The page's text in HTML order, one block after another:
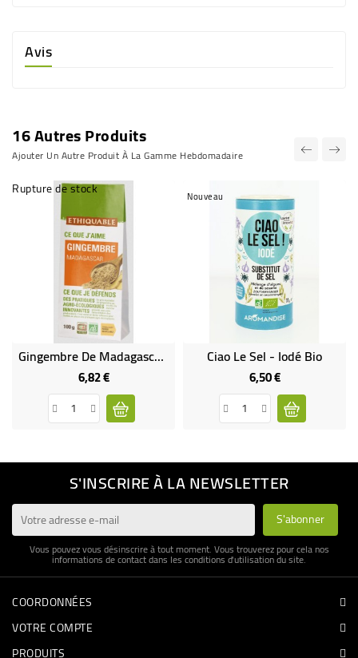
Avis
16 Autres Produits
Ajouter Un Autre Produit À La Gamme Hebdomadaire
Rupture de stock
Gingembre De Madagascar Bio & Équitable En Sachet
6,82 €Prix
Nouveau
Ciao Le Sel - Iodé Bio
6,50 €Prix
S'INSCRIRE À LA NEWSLETTER
Vous pouvez vous désinscrire à tout moment. Vous trouverez pour cela nos
informations de contact dans les conditions d'utilisation du site.
COORDONNÉES
VOTRE COMPTE
PRODUITS